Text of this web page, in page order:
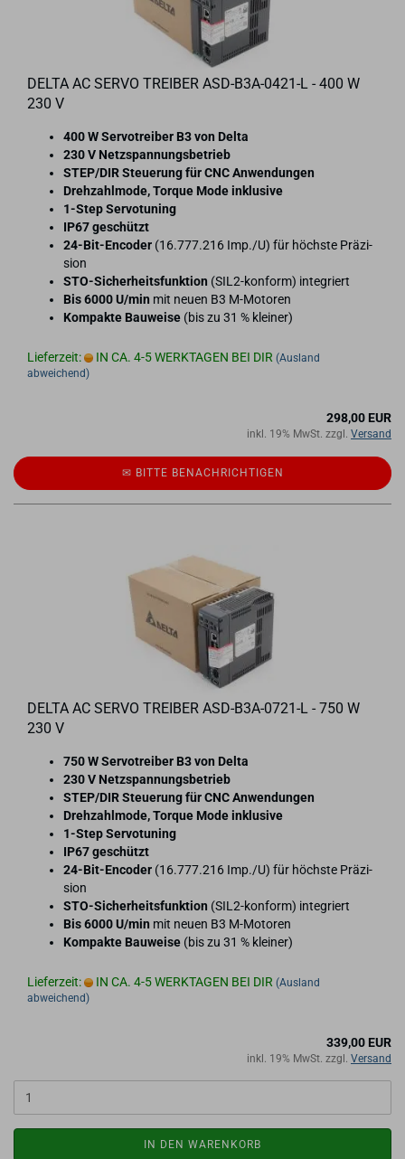
DELTA AC SERVO TREI­BER ASD-​B3A-​0421-L - 400 W
230 V
400 W Ser­vo­trei­ber B3 von Delta
230 V Netz­span­nungs­be­trieb
STEP/DIR Steue­rung für CNC An­wen­dun­gen
Dreh­zahl­mo­de, Tor­que Mode in­klu­si­ve
1-​Step Ser­vo­tu­ning
IP67 ge­schützt
24-​Bit-Encoder (16.777.216 Imp./U) für höchs­te Prä­zi­
si­on
STO-​Sicherheitsfunktion (SIL2-​konform) in­te­griert
Bis 6000 U/min mit neuen B3 M-​Motoren
Kom­pak­te Bau­wei­se (bis zu 31 % klei­ner)
Lieferzeit: IN CA. 4-5 WERKTAGEN BEI DIR (Ausland
abweichend)
298,00 EUR
inkl. 19% MwSt. zzgl. Versand
✉ BITTE BE­NACH­RICH­TI­GEN
DELTA AC SERVO TREI­BER ASD-​B3A-​0721-L - 750 W
230 V
750 W Ser­vo­trei­ber B3 von Delta
230 V Netz­span­nungs­be­trieb
STEP/DIR Steue­rung für CNC An­wen­dun­gen
Dreh­zahl­mo­de, Tor­que Mode in­klu­si­ve
1-​Step Ser­vo­tu­ning
IP67 ge­schützt
24-​Bit-Encoder (16.777.216 Imp./U) für höchs­te Prä­zi­
si­on
STO-​Sicherheitsfunktion (SIL2-​konform) in­te­griert
Bis 6000 U/min mit neuen B3 M-​Motoren
Kom­pak­te Bau­wei­se (bis zu 31 % klei­ner)
Lieferzeit: IN CA. 4-5 WERKTAGEN BEI DIR (Ausland
abweichend)
339,00 EUR
inkl. 19% MwSt. zzgl. Versand
IN DEN WARENKORB